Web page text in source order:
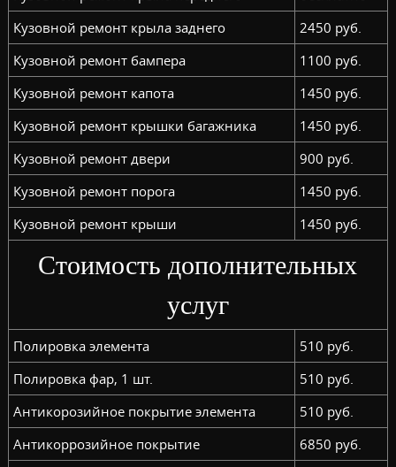
Кузовной ремонт крыла заднего
2450 руб.
Кузовной ремонт бампера
1100 руб.
Кузовной ремонт капота
1450 руб.
Кузовной ремонт крышки багажника
1450 руб.
Кузовной ремонт двери
900 руб.
Кузовной ремонт порога
1450 руб.
Кузовной ремонт крыши
1450 руб.
Стоимость дополнительных
услуг
Полировка элемента
510 руб.
Полировка фар, 1 шт.
510 руб.
Антикорозийное покрытие элемента
510 руб.
Антикоррозийное покрытие
6850 руб.